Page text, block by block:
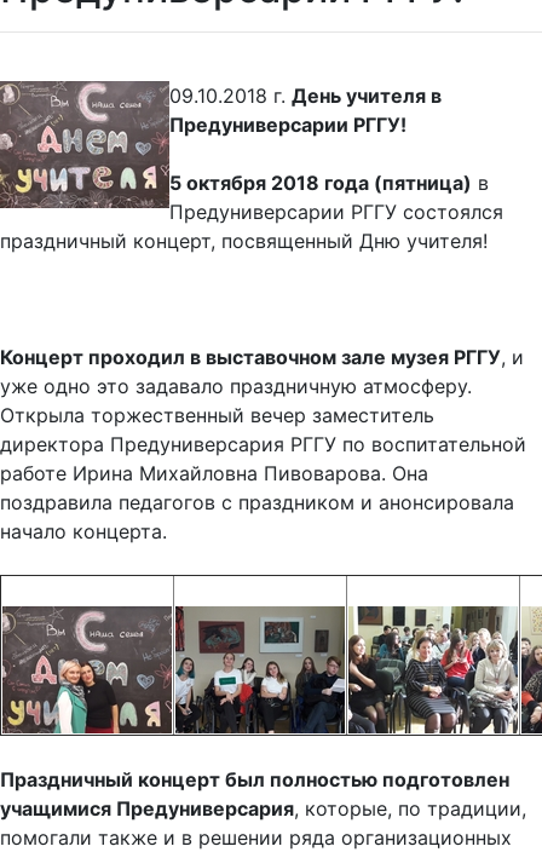
Предуниверсарии РГГУ!
Предуниверсарии РГГУ состоялся
праздничный концерт, посвященный Дню учителя!
уже одно это задавало праздничную атмосферу.
Открыла торжественный вечер заместитель
директора Предуниверсария РГГУ по воспитательной
работе Ирина Михайловна Пивоварова. Она
поздравила педагогов с праздником и анонсировала
начало концерта.
учащимися Предуниверсария, которые, по традиции,
помогали также и в решении ряда организационных
вопросов.